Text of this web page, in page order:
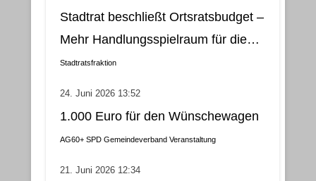
Stadtrat beschließt Ortsratsbudget –
Mehr Handlungsspielraum für die
Gemeindebezirke
Stadtratsfraktion
24. Juni 2026 13:52
1.000 Euro für den Wünschewagen
AG60+ SPD Gemeindeverband Veranstaltung
21. Juni 2026 12:34